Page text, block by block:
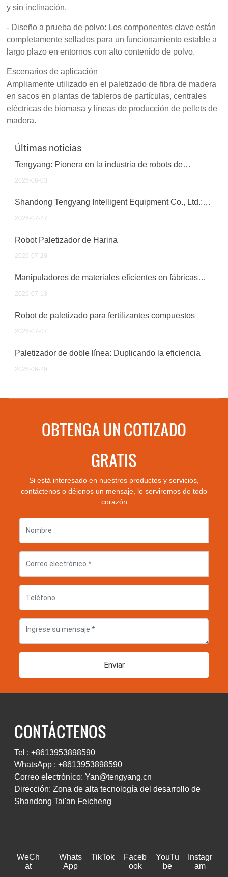
y sin inclinación.
- Diseño a prueba de polvo: Los componentes clave están
completamente sellados para un funcionamiento estable a
largo plazo en entornos con alto contenido de polvo.
Escenarios de aplicación
Ampliamente utilizado en el paletizado de fibra de madera
en sacos en plantas de tableros de partículas, centrales
eléctricas de biomasa y líneas de producción de pellets de
madera.
Últimas noticias
Tengyang: Pionera en la industria de robots de
paletizado
2026-08-03
Shandong Tengyang Intelligent Equipment Co., Ltd.:
La opción líder en robots de paletizado
2026-07-27
Robot Paletizador de Harina
2026-07-20
Manipuladores de materiales eficientes en fábricas
inteligentes
2026-07-13
Robot de paletizado para fertilizantes compuestos
2026-07-07
Paletizador de doble línea: Duplicando la eficiencia
2026-06-29
OBTENGA UN COTIZADO
GRATIS
Si está interesado en nuestros productos y servicios,
contáctenos o déjenos un mensaje, le serviremos de todo
corazón
Enviar
CONTÁCTENOS
Tel : +8613953898590
WhatsApp : +8613953898590
Correo electrónico: Yan@tengyang.cn
Dirección: Zona de alta tecnología del desarrollo de
Shandong Tai'an Feicheng
WeCh
at
Whats
App
TikTok
Faceb
ook
YouTu
be
Instagr
am